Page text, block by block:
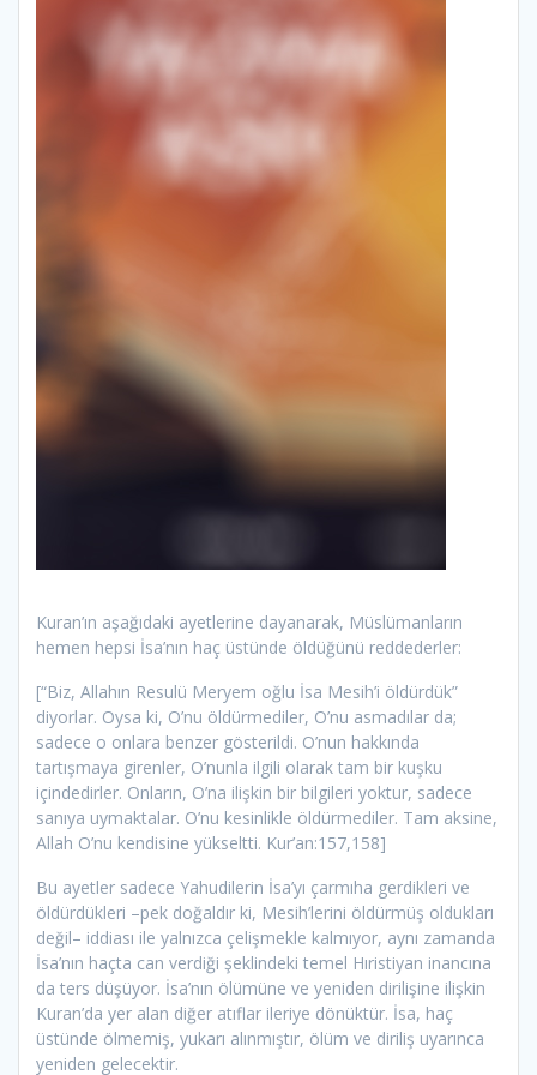
Kuran’ın aşağıdaki ayetlerine dayanarak, Müslümanların
hemen hepsi İsa’nın haç üstünde öldüğünü reddederler:
[“Biz, Allahın Resulü Meryem oğlu İsa Mesih’i öldürdük”
diyorlar. Oysa ki, O’nu öldürmediler, O’nu asmadılar da;
sadece o onlara benzer gösterildi. O’nun hakkında
tartışmaya girenler, O’nunla ilgili olarak tam bir kuşku
içindedirler. Onların, O’na ilişkin bir bilgileri yoktur, sadece
sanıya uymaktalar. O’nu kesinlikle öldürmediler. Tam aksine,
Allah O’nu kendisine yükseltti. Kur’an:157,158]
Bu ayetler sadece Yahudilerin İsa’yı çarmıha gerdikleri ve
öldürdükleri –pek doğaldır ki, Mesih’lerini öldürmüş oldukları
değil– iddiası ile yalnızca çelişmekle kalmıyor, aynı zamanda
İsa’nın haçta can verdiği şeklindeki temel Hıristiyan inancına
da ters düşüyor. İsa’nın ölümüne ve yeniden dirilişine ilişkin
Kuran’da yer alan diğer atıflar ileriye dönüktür. İsa, haç
üstünde ölmemiş, yukarı alınmıştır, ölüm ve diriliş uyarınca
yeniden gelecektir.